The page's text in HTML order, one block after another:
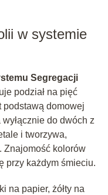
w systemie
Segregacji
podział na pięć
podstawą domowej
do dwóch z
i tworzywa,
Znajomość kolorów
przy każdym śmieciu.
na papier, żółty na